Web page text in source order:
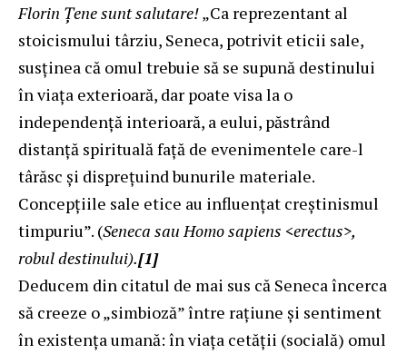
Florin Țene sunt salutare!„Ca reprezentant al
stoicismului târziu, Seneca, potrivit eticii sale,
susţinea că omul trebuie să se supună destinului
în viaţa exterioară, dar poate visa la o
independenţă interioară, a eului, păstrând
distanţă spirituală faţă de evenimentele care-l
târăsc şi dispreţuind bunurile materiale.
Concepţiile sale etice au influenţat creştinismul
timpuriu”. (Seneca sau Homo sapiens <erectus>,
robul destinului).[1]
Deducem din citatul de mai sus că Seneca încerca
să creeze o „simbioză” între rațiune și sentiment
în existența umană: în viața cetății (socială) omul